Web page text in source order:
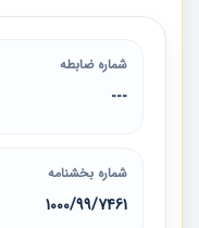
شماره ضابطه
---
شماره بخشنامه
1000/99/7461